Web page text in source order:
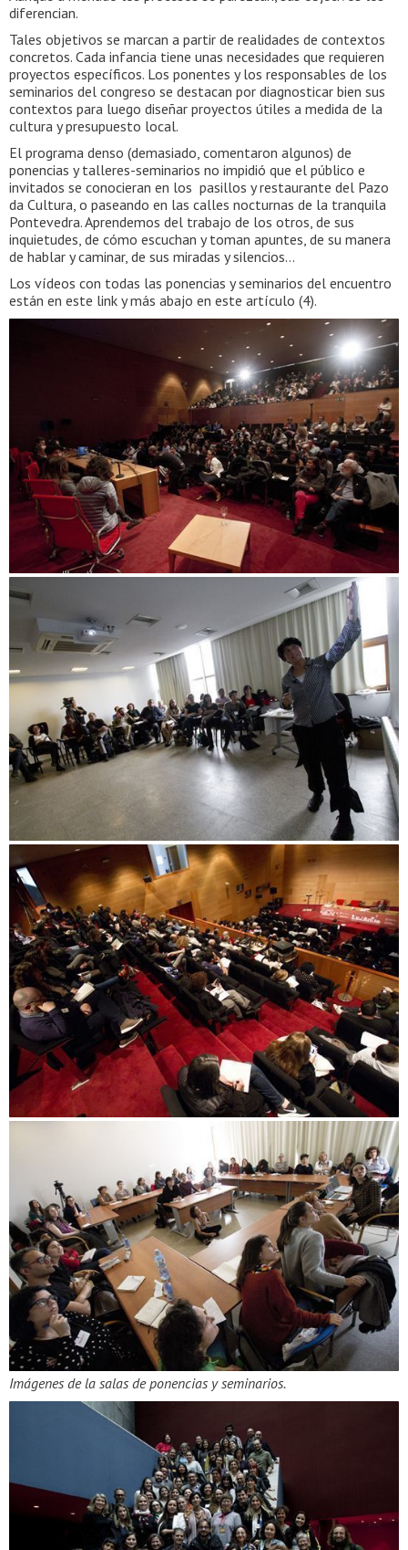
diferencian.
Tales objetivos se marcan a partir de realidades de contextos
concretos. Cada infancia tiene unas necesidades que requieren
proyectos específicos. Los ponentes y los responsables de los
seminarios del congreso se destacan por diagnosticar bien sus
contextos para luego diseñar proyectos útiles a medida de la
cultura y presupuesto local.
El programa denso (demasiado, comentaron algunos) de
ponencias y talleres-seminarios no impidió que el público e
invitados se conocieran en los pasillos y restaurante del Pazo
da Cultura, o paseando en las calles nocturnas de la tranquila
Pontevedra. Aprendemos del trabajo de los otros, de sus
inquietudes, de cómo escuchan y toman apuntes, de su manera
de hablar y caminar, de sus miradas y silencios…
Los vídeos con todas las ponencias y seminarios del encuentro
están en este link y más abajo en este artículo (4).
Imágenes de la salas de ponencias y seminarios.